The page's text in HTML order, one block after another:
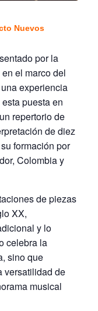
Nuevos
por la
el marco del
experiencia
puesta en
repertorio de
de diez
formación por
Colombia y
de piezas
XX,
y lo
celebra la
sino que
versatilidad de
musical